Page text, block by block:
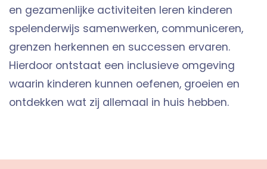
en gezamenlijke activiteiten leren kinderen
spelenderwijs samenwerken, communiceren,
grenzen herkennen en successen ervaren.
Hierdoor ontstaat een inclusieve omgeving
waarin kinderen kunnen oefenen, groeien en
ontdekken wat zij allemaal in huis hebben.